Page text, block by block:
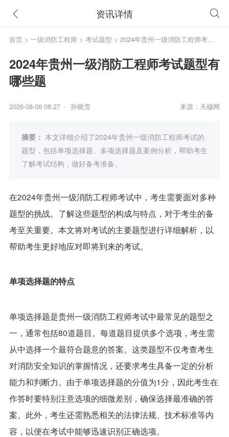
资讯详情
首页 > 一级消防工程师 > 考试题型
2024年贵州一级消防工程师考试题型有
哪些题
2026-08-09 08:27 · 孙晓雪 来源：天穆网
摘要： 本文详细介绍了2024年贵州一级消防工程师考试的
题型，包括单项选择题、多项选择题及案例分析，帮助考生
了解考试结构，做好备考准备。
在2024年贵州一级消防工程师考试中，考生需要面对多种
题型的挑战。了解这些题型的构成与特点，对于考生的备
考至关重要。本文将对考试的主要题型进行详细解析，以
帮助考生更好地应对即将到来的考试。
单项选择题的特点
单项选择题是贵州一级消防工程师考试中最常见的题型之
一，通常包括80道题目。每道题目提供多个选项，考生需
从中选择一个最符合题意的答案。这类题型不仅考查考生
对消防安全知识的掌握情况，还要求考生具备一定的分析
能力和判断力。由于单项选择题的分值为1分，因此考生在
作答时要特别注意选项的细微差别，确保选择最准确的答
案。此外，考生还需熟悉相关的法律法规、技术标准等内
容，以便在考试中能够迅速识别正确选项。